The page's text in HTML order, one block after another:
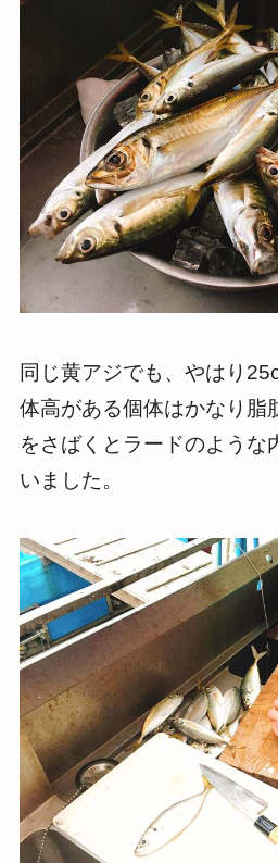
同じ黄アジでも、やはり
体高がある個体はかなり脂
をさばくとラードのような
いました。